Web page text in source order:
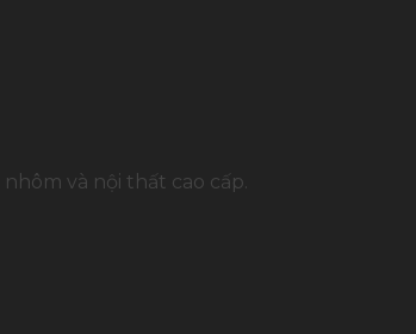
và nội thất cao cấp.